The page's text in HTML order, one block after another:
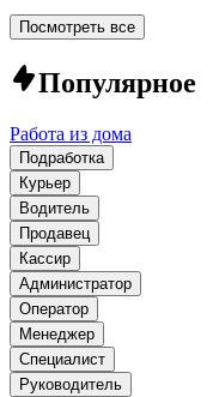
Посмотреть все
Популярное
Работа из дома
Подработка
Курьер
Водитель
Продавец
Кассир
Администратор
Оператор
Менеджер
Специалист
Руководитель